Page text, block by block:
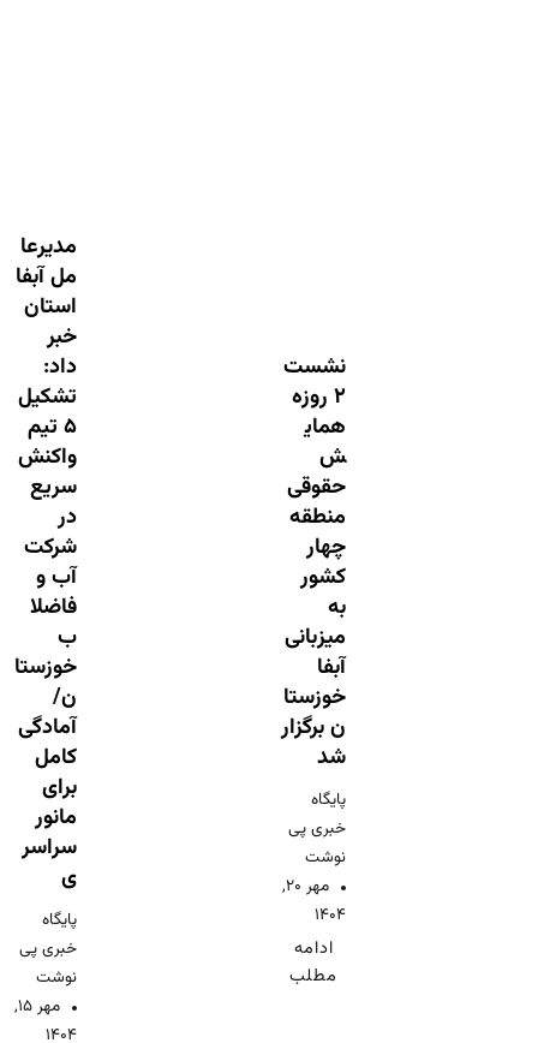
نشست
۲ روزه
همای
ش
حقوقی
منطقه
چهار
کشور
به
میزبانی
آبفا
خوزستا
ن برگزار
شد
پایگاه
خبری پی
نوشت
مهر ۲۰,
۱۴۰۴
ادامه
مطلب
مدیرعا
مل آبفا
استان
خبر
داد:
تشکیل
۵ تیم
واکنش
سریع
در
شرکت
آب و
فاضلا
ب
خوزستا
ن/
آمادگی
کامل
برای
مانور
سراسر
ی
پایگاه
خبری پی
نوشت
مهر ۱۵,
۱۴۰۴